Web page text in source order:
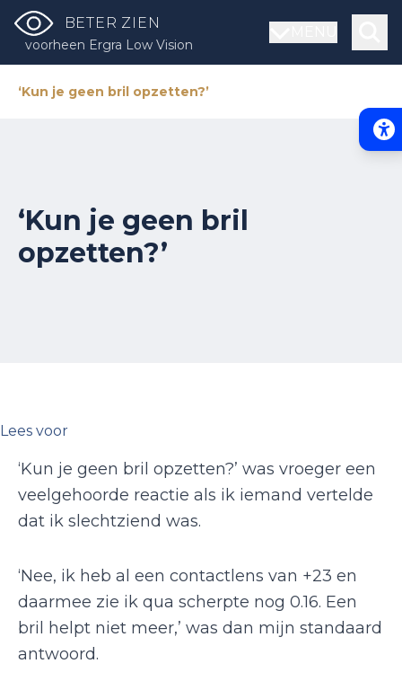
BETER ZIEN
voorheen Ergra Low Vision
‘Kun je geen bril opzetten?’
‘Kun je geen bril
opzetten?’
Lees voor
‘Kun je geen bril opzetten?’ was vroeger een
veelgehoorde reactie als ik iemand vertelde
dat ik slechtziend was.
‘Nee, ik heb al een contactlens van +23 en
daarmee zie ik qua scherpte nog 0.16. Een
bril helpt niet meer,’ was dan mijn standaard
antwoord.